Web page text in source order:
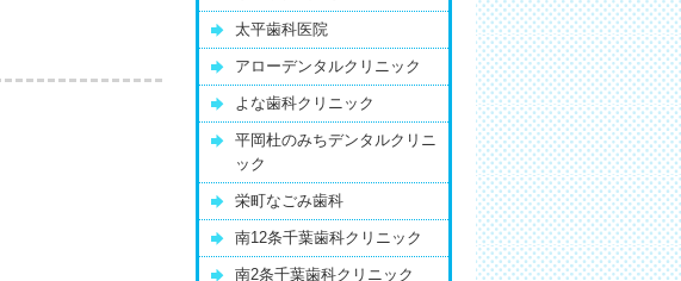
太平歯科医院
アローデンタルクリニック
よな歯科クリニック
平岡杜のみちデンタルクリニ
ック
栄町なごみ歯科
南12条千葉歯科クリニック
南2条千葉歯科クリニック